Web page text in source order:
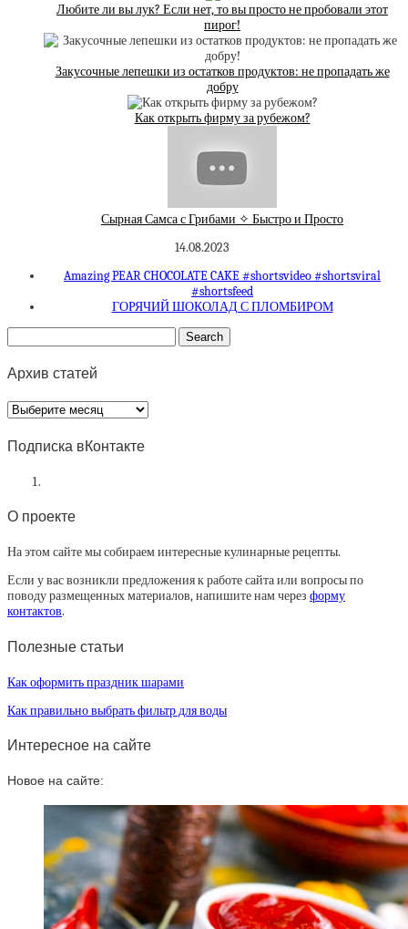
Любите ли вы лук? Если нет, то вы просто не пробовали этот
пирог!
Закусочные лепешки из остатков продуктов: не пропадать же
добру
Как открыть фирму за рубежом?
Сырная Самса с Грибами ✧ Быстро и Просто
14.08.2023
Amazing PEAR CHOCOLATE CAKE #shortsvideo #shortsviral
#shortsfeed
ГОРЯЧИЙ ШОКОЛАД С ПЛОМБИРОМ
Архив статей
Архив
статей
Подписка вКонтакте
О проекте
На этом сайте мы собираем интересные кулинарные рецепты.
Если у вас возникли предложения к работе сайта или вопросы по
поводу размещенных материалов, напишите нам через форму
контактов.
Полезные статьи
Как оформить праздник шарами
Как правильно выбрать фильтр для воды
Интересное на сайте
Новое на сайте: